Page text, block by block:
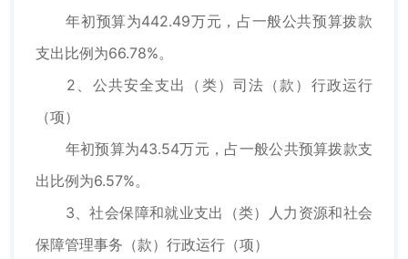
年初预算为442.49万元，占一般公共预算拨款
支出比例为66.78%。
2、公共安全支出（类）司法（款）行政运行
（项）
年初预算为43.54万元，占一般公共预算拨款支
出比例为6.57%。
3、社会保障和就业支出（类）人力资源和社会
保障管理事务（款）行政运行（项）